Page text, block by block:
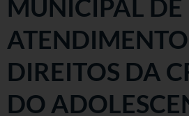
MUNICIPAL DE
DIREITOS DA
DO